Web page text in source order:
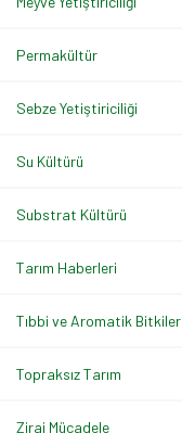
Permakültür
Sebze Yetiştiriciliği
Su Kültürü
Substrat Kültürü
Tarım Haberleri
Tıbbi ve Aromatik Bitkiler
Topraksız Tarım
Zirai Mücadele